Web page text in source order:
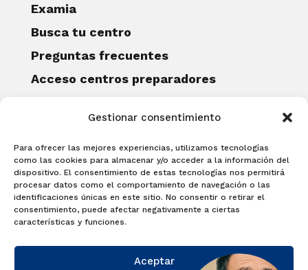
Gestionar consentimiento
Para ofrecer las mejores experiencias, utilizamos tecnologías
como las cookies para almacenar y/o acceder a la información del
dispositivo. El consentimiento de estas tecnologías nos permitirá
procesar datos como el comportamiento de navegación o las
identificaciones únicas en este sitio. No consentir o retirar el
consentimiento, puede afectar negativamente a ciertas
características y funciones.
Aceptar
Examia
Busca tu centro
Preguntas frecuentes
Acceso centros preparadores
Becas Examia
Contacto
CERTIFICACIONES
Linguaskill
Cambridge English Qualifications
EXAMÍNATE
Matricúlate con nosotros y obtén tu